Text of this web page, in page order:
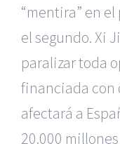
“mentira” en el
el segundo. Xi
paralizar toda
financiada con
afectará a
20.000